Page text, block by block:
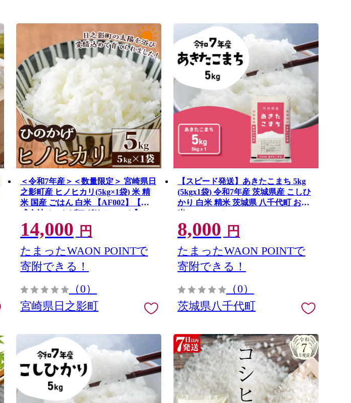
＜令和7年産＞＜数量限定＞ 宮崎県日
之影町産 ヒノヒカリ(5kg×1袋) 米 精
米 国産 ごはん 白米 【AF002】【株
式会社ひのかげアグリファーム】
14,000 円
たまったWAON POINTで
寄附できる！
（0）
宮崎県日之影町
【スピード発送】あきたこまち 5kg
(5kgx1袋) 令和7年産 茨城県産 こしひ
かり 白米 精米 茨城県 八千代町 お米
米 [RA092yai]
8,000 円
たまったWAON POINTで
寄附できる！
（0）
茨城県八千代町